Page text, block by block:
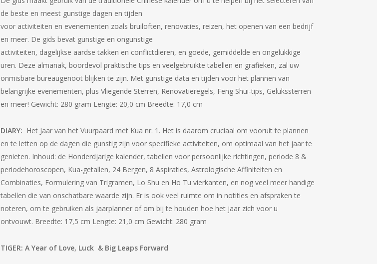
de beste en meest gunstige dagen en tijden
voor activiteiten en evenementen zoals bruiloften, renovaties, reizen, het openen van een bedrijf
en meer. De gids bevat gunstige en ongunstige
activiteiten, dagelijkse aardse takken en conflictdieren, en goede, gemiddelde en ongelukkige
uren. Deze almanak, boordevol praktische tips en veelgebruikte tabellen en grafieken, zal uw
onmisbare bureaugenoot blijken te zijn. Met gunstige data en tijden voor het plannen van
belangrijke evenementen, plus Vliegende Sterren, Renovatieregels, Feng Shui-tips, Gelukssterren
en meer! Gewicht: 280 gram Lengte: 20,0 cm Breedte: 17,0 cm
DIARY: Het Jaar van het Vuurpaard met Kua nr. 1. Het is daarom cruciaal om vooruit te plannen
en te letten op de dagen die gunstig zijn voor specifieke activiteiten, om optimaal van het jaar te
genieten. Inhoud: de Honderdjarige kalender, tabellen voor persoonlijke richtingen, periode 8 &
periodehoroscopen, Kua-getallen, 24 Bergen, 8 Aspiraties, Astrologische Affiniteiten en
Combinaties, Formulering van Trigramen, Lo Shu en Ho Tu vierkanten, en nog veel meer handige
tabellen die van onschatbare waarde zijn. Er is ook veel ruimte om in notities en afspraken te
noteren, om te gebruiken als jaarplanner of om bij te houden hoe het jaar zich voor u
ontvouwt. Breedte: 17,5 cm Lengte: 21,0 cm Gewicht: 280 gram
TIGER: A Year of Love, Luck & Big Leaps Forward